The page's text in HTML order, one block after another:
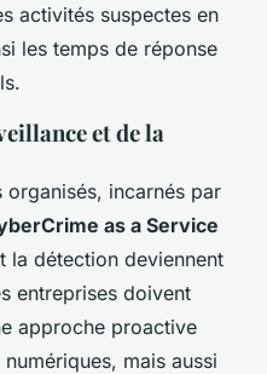
activités suspectes en
les temps de réponse
et de la
incarnés par
as a Service
la détection deviennent
entreprises doivent
approche proactive
mais aussi